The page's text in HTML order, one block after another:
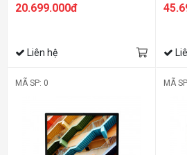
SSD/14 FHD/Non OS/Đen)
20.699.000đ
Liên hệ
SSD/
MÃ SP: 0 MÃ